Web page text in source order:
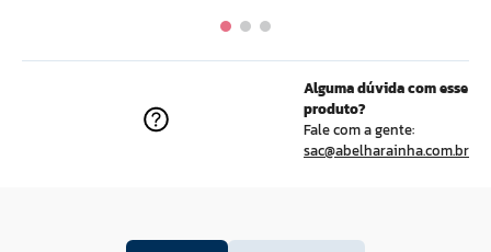
Alguma dúvida com esse
produto?
Fale com a gente:
sac@abelharainha.com.br